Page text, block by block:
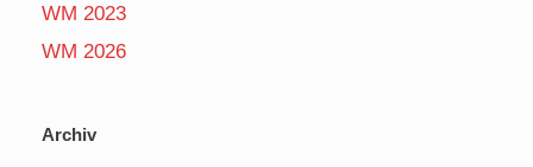
WM 2023
WM 2026
Archiv